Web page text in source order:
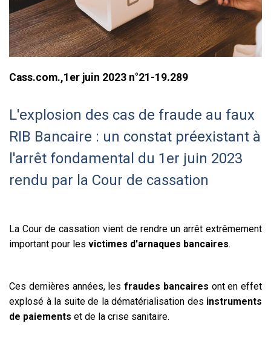
Cass.com.,1er juin 2023 n°21-19.289
L'explosion des cas de fraude au faux
RIB Bancaire : un constat préexistant à
l'arrêt fondamental du 1er juin 2023
rendu par la Cour de cassation
La Cour de cassation vient de rendre un arrêt extrêmement
important pour les victimes d'arnaques bancaires.
Ces dernières années, les fraudes bancaires ont en effet
explosé à la suite de la dématérialisation des instruments
de paiements et de la crise sanitaire.